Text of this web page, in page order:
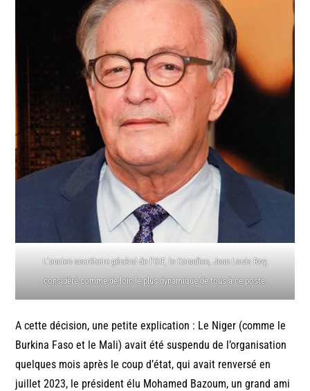
L’ancien secrétaire général de l’OIF, le Canadien, Jean Louis Roy,
considéré comme de loin le plus dynamique de tous à ce poste.
A cette décision, une petite explication : Le Niger (comme le
Burkina Faso et le Mali) avait été suspendu de l’organisation
quelques mois après le coup d’état, qui avait renversé en
juillet 2023, le président élu Mohamed Bazoum, un grand ami